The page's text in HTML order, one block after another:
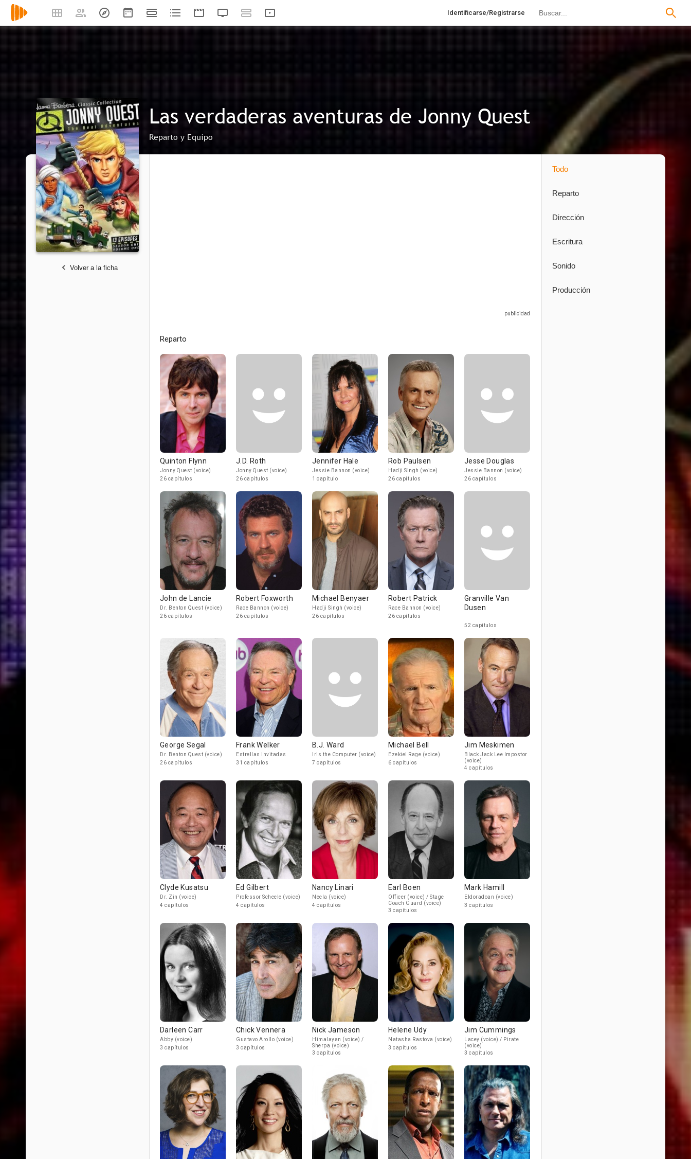
Identificarse/Registrarse
Las verdaderas aventuras de Jonny Quest
Reparto y Equipo
Volver a la ficha
Reparto
Quinton Flynn
Jonny Quest (voice)
26 capítulos
J.D. Roth
Jonny Quest (voice)
26 capítulos
Jennifer Hale
Jessie Bannon (voice)
1 capítulo
Rob Paulsen
Hadji Singh (voice)
26 capítulos
Jesse Douglas
Jessie Bannon (voice)
26 capítulos
John de Lancie
Dr. Benton Quest (voice)
26 capítulos
Robert Foxworth
Race Bannon (voice)
26 capítulos
Michael Benyaer
Hadji Singh (voice)
26 capítulos
Robert Patrick
Race Bannon (voice)
26 capítulos
Granville Van
Dusen
52 capítulos
George Segal
Dr. Benton Quest (voice)
26 capítulos
Frank Welker
Estrellas Invitadas
31 capítulos
B.J. Ward
Iris the Computer (voice)
7 capítulos
Michael Bell
Ezekiel Rage (voice)
6 capítulos
Jim Meskimen
Black Jack Lee Impostor
(voice)
4 capítulos
Clyde Kusatsu
Dr. Zin (voice)
4 capítulos
Ed Gilbert
Professor Scheele (voice)
4 capítulos
Nancy Linari
Neela (voice)
4 capítulos
Earl Boen
Officer (voice) / Stage
Coach Guard (voice)
3 capítulos
Mark Hamill
Eldoradoan (voice)
3 capítulos
Darleen Carr
Abby (voice)
3 capítulos
Chick Vennera
Gustavo Arollo (voice)
3 capítulos
Nick Jameson
Himalayan (voice) /
Sherpa (voice)
3 capítulos
Helene Udy
Natasha Rastova (voice)
3 capítulos
Jim Cummings
Lacey (voice) / Pirate
(voice)
3 capítulos
Todo
Reparto
Dirección
Escritura
Sonido
Producción